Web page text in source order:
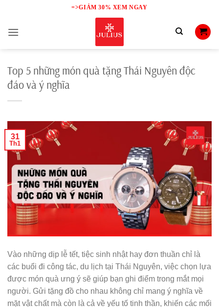
content
=>GIẢM 30% XEM NGAY
Top 5 những món quà tặng Thái Nguyên độc
đáo và ý nghĩa
31
Th1
Vào những dịp lễ tết, tiệc sinh nhật hay đơn thuần chỉ là
các buổi đi công tác, du lịch tại Thái Nguyên, việc chọn lựa
được món quà ưng ý sẽ giúp bạn ghi điểm trong mắt mọi
người. Gửi tặng đồ cho nhau không chỉ mang ý nghĩa về
mặt vật chất mà còn là cả về yếu tố tinh thần, khiến các mối